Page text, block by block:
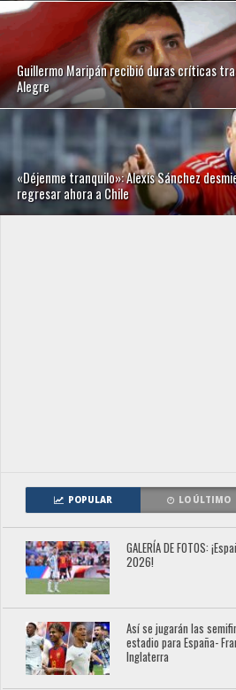
Guillermo Maripán recibió duras críticas
Alegre
«Déjenme tranquilo»: Alexis Sánchez
regresar ahora a Chile
POPULAR LO ÚLTIMO
GALERÍA DE FOTOS:
2026!
Así se jugarán las
estadio para España-
Inglaterra